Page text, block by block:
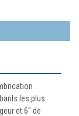
les plus
et 6" de